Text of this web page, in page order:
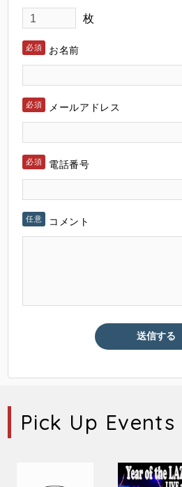
枚
お名前
メールアドレス
電話番号
コメント
Pick Up Events